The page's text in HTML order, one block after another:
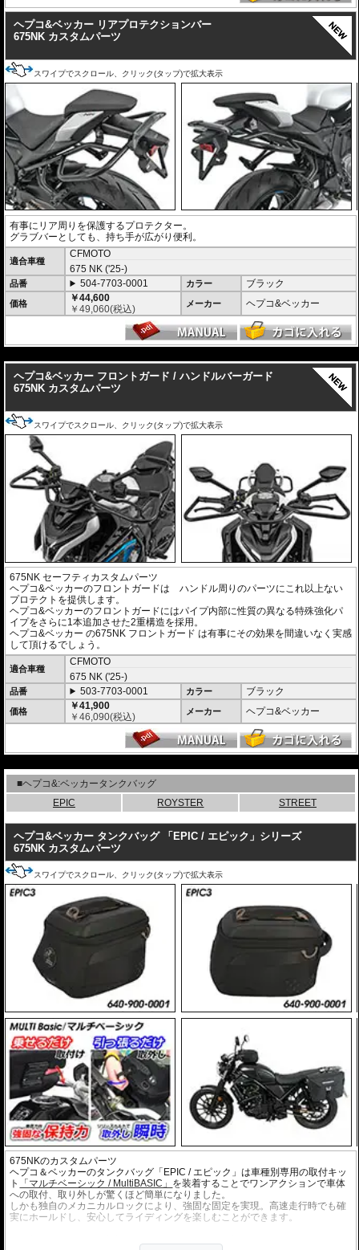
ヘプコ&ベッカー リアプロテクションバー
675NK カスタムパーツ
スワイプでスクロール、クリック(タップ)で拡大表示
有事にリア周りを保護するプロテクター。
グラブバーとしても、持ち手が広がり便利。
適合車種
CFMOTO
675 NK ('25-)
品番 504-7703-0001 カラー ブラック
価格
￥44,600
￥49,060(税込) メーカー ヘプコ&ベッカー
ヘプコ&ベッカー フロントガード / ハンドルバーガード
675NK カスタムパーツ
スワイプでスクロール、クリック(タップ)で拡大表示
675NK セーフティカスタムパーツ
ヘプコ&ベッカーのフロントガードは ハンドル周りのパーツにこれ以上ない
プロテクトを提供します。
ヘプコ&ベッカーのフロントガードにはパイプ内部に性質の異なる特殊強化パ
イプをさらに1本追加させた2重構造を採用。
ヘプコ&ベッカー の675NK フロントガード は有事にその効果を間違いなく実感
して頂けるでしょう。
適合車種
CFMOTO
675 NK ('25-)
品番 503-7703-0001 カラー ブラック
価格
￥41,900
￥46,090(税込) メーカー ヘプコ&ベッカー
■ヘプコ&:ベッカータンクバッグ
EPIC
ROYSTER STREET
ヘプコ&ベッカー タンクバッグ 「EPIC / エピック」シリーズ
675NK カスタムパーツ
スワイプでスクロール、クリック(タップ)で拡大表示
675NKのカスタムパーツ
ヘプコ＆ベッカーのタンクバッグ「EPIC / エピック」は車種別専用の取付キッ
ト
「マルチベーシック / MultiBASIC」 を装着することでワンアクションで車体
への取付、取り外しが驚くほど簡単になりました。
しかも独自のメカニカルロックにより、強固な固定を実現。高速走行時でも確
実にホールドし、安心してライディングを楽しむことができます。